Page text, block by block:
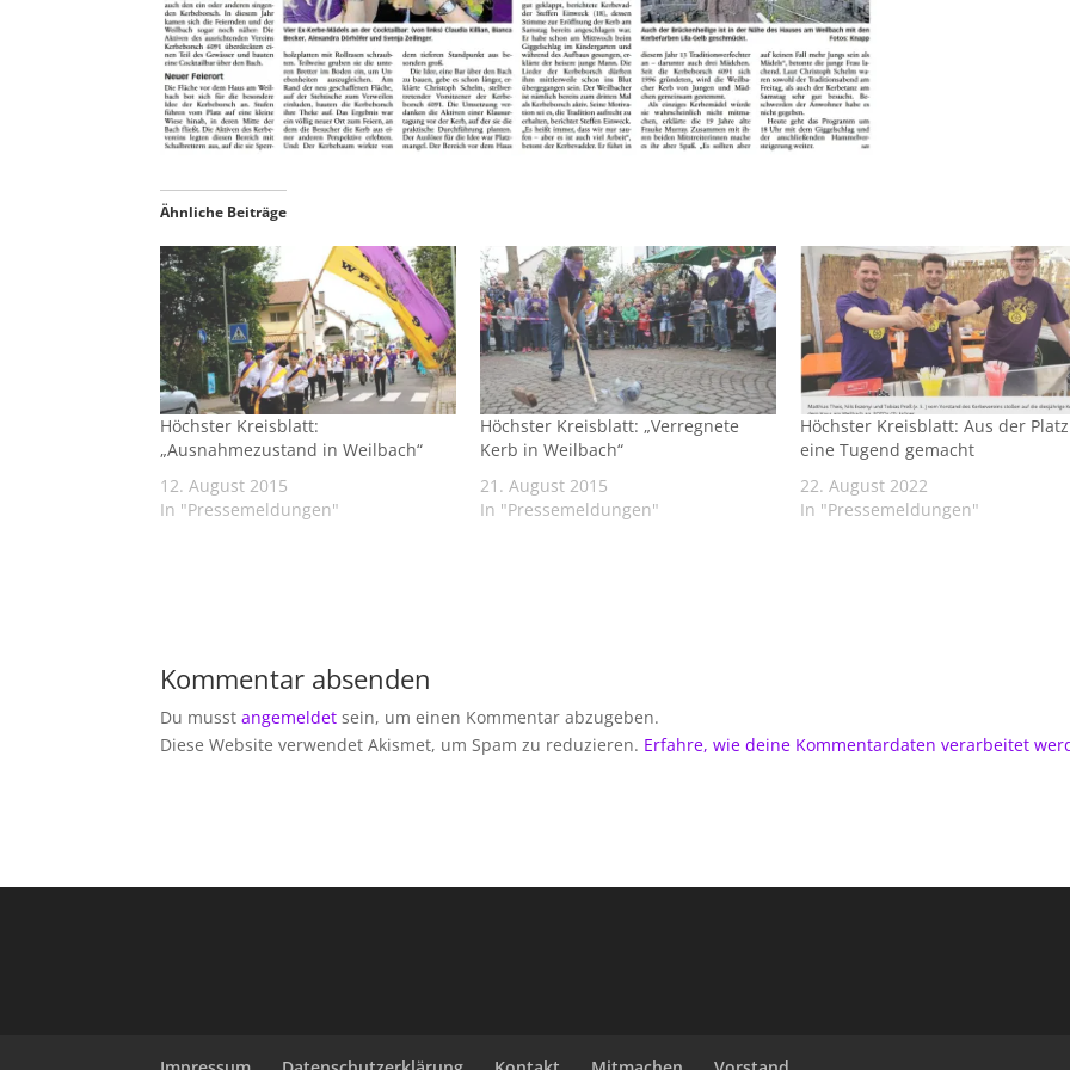
Ähnliche Beiträge
Höchster Kreisblatt:
„Ausnahmezustand in Weilbach“
12. August 2015
In "Pressemeldungen"
Höchster Kreisblatt: „Verregnete
Kerb in Weilbach“
21. August 2015
In "Pressemeldungen"
Höchster Kreisblatt: Aus der
eine Tugend gemacht
22. August 2022
In "Pressemeldungen"
Kommentar absenden
Du musstangemeldet sein, um einen Kommentar abzugeben.
Diese Website verwendet Akismet, um Spam zu reduzieren. Erfahre, wie deine Kommentardaten verarbeitet